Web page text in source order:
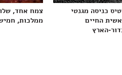
כניסה מגנטי
החיים
הארץ
צמח אחד,
ממלכות,